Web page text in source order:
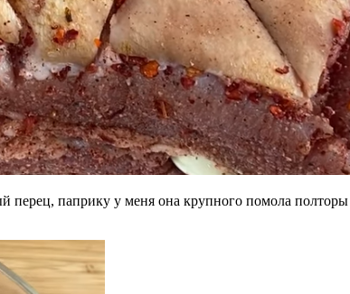
перец, паприку у меня она крупного помола